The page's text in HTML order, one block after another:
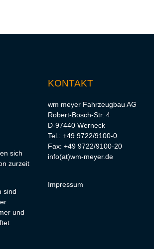
sich
zurzeit
sind
und
KONTAKT
wm meyer Fahrzeugbau AG
Robert-Bosch-Str. 4
D-97440 Werneck
Tel.: +49 9722/9100-0
Fax: +49 9722/9100-20
info(at)wm-meyer.de
Impressum